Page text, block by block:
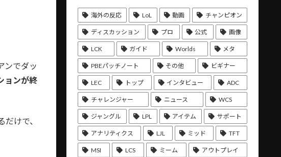
ンでダッ
ョンが終
けで、
海外の反応 LoL 動画 チャンピオン
ディスカッション プロ 公式 画像
LCK ガイド Worlds メタ
PBEパッチノート その他 ビギナー
LEC トップ インタビュー ADC
チャレンジャー ニュース WCS
ジャングル LPL アイテム サポート
アナリティクス LJL ミッド TFT
MSI LCS ミーム アウトプレイ